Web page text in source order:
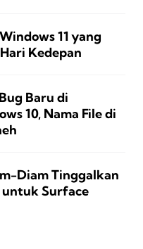
11 yang
Kedepan
Baru di
10, Nama File di
Diam Tinggalkan
untuk Surface